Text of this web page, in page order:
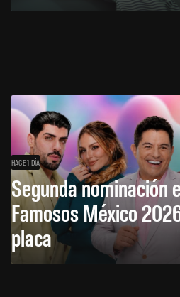
HACE 1 DÍA
Segunda nominación
Famosos México
placa